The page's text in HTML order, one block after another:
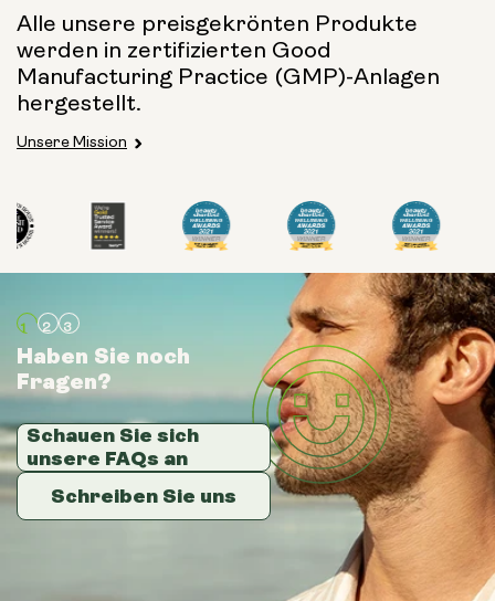
Beutel Pulver
Metallkanister
Größe:
14 Säckchen
28 Säckchen
Alle unsere preisgekrönten Produkte
werden in zertifizierten Good
Manufacturing Practice (GMP)-Anlagen
hergestellt.
Unsere Mission
Haben Sie noch
Fragen?
Schauen Sie sich
unsere FAQs an
Schreiben Sie uns
Haben Sie noch
Fragen?
Schauen Sie sich
unsere FAQs an
Schreiben Sie uns
Haben Sie noch
Fragen?
Schauen Sie sich
unsere FAQs an
Schreiben Sie uns